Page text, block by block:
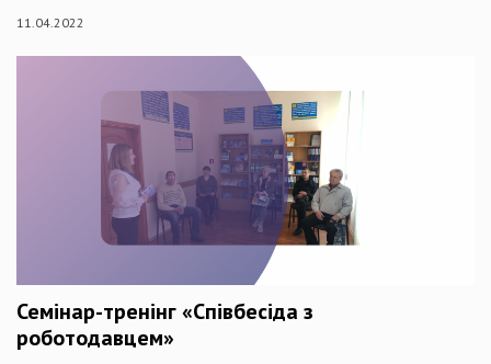
11.04.2022
Семінар-тренінг «Співбесіда з
роботодавцем»